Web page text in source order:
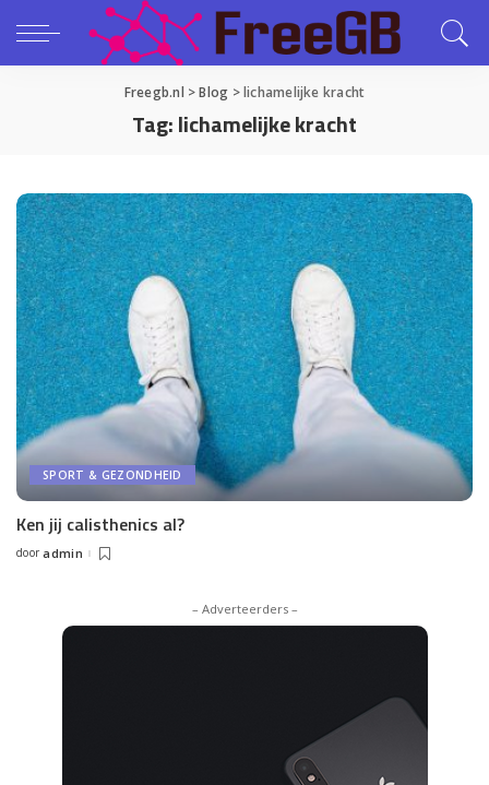
Freegb.nl >Blog >lichamelijke kracht
Tag:lichamelijke kracht
SPORT & GEZONDHEID
Ken jij calisthenics al?
Posted
door admin
– Adverteerders –